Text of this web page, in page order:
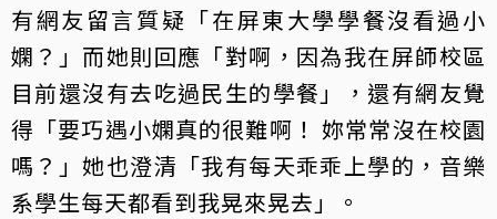
有網友留言質疑「在屏東大學學餐沒看過小
嫻？」而她則回應「對啊，因為我在屏師校區
目前還沒有去吃過民生的學餐」，還有網友覺
得「要巧遇小嫻真的很難啊！ 妳常常沒在校園
嗎？」她也澄清「我有每天乖乖上學的，音樂
系學生每天都看到我晃來晃去」。